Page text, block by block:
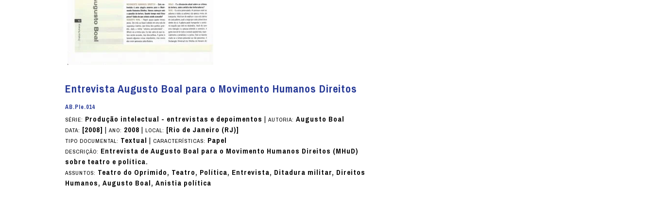
Entrevista Augusto Boal para o Movimento Humanos Direitos
AB.PIe.014
SÉRIE: Produção intelectual - entrevistas e depoimentos |AUTORIA:Augusto Boal
DATA: [2008] |ANO: 2008|LOCAL: [Rio de Janeiro (RJ)]
TIPO DOCUMENTAL: Textual | CARACTERÍSTICAS: Papel
DESCRIÇÃO: Entrevista de Augusto Boal para o Movimento Humanos Direitos (MHuD)
sobre teatro e política.
ASSUNTOS: Teatro do Oprimido, Teatro, Política, Entrevista, Ditadura militar, Direitos
Humanos, Augusto Boal, Anistia política